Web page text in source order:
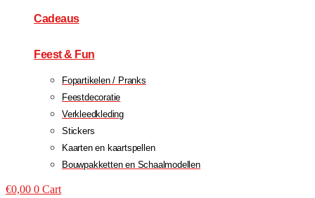
Cadeaus
Feest & Fun
Fopartikelen / Pranks
Feestdecoratie
Verkleedkleding
Stickers
Kaarten en kaartspellen
Bouwpakketten en Schaalmodellen
€0,00 0 Cart